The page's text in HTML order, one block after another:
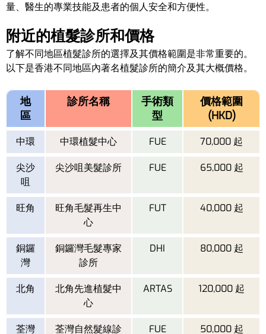
量、醫生的專業技能及患者的個人安全和方便性。
附近的植髮診所和價格
了解不同地區植髮診所的選擇及其價格範圍是非常重要的。
以下是香港不同地區內著名植髮診所的簡介及其大概價格。
地
區
診所名稱
手術類
型
價格範圍
(HKD)
中環 中環植髮中心 FUE 70,000 起
尖沙
咀
尖沙咀美髮診所 FUE 65,000 起
旺角
旺角毛髮再生中
心
FUT 40,000 起
銅鑼
灣
銅鑼灣毛髮專家
診所
DHI 80,000 起
北角
北角先進植髮中
心
ARTAS 120,000 起
荃灣 荃灣自然髮線診 FUE 50,000 起